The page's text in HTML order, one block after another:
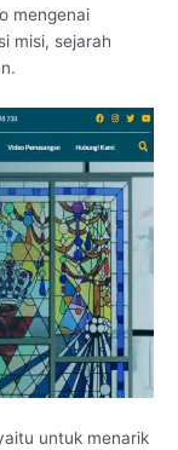
mengenai
misi, sejarah
untuk menarik